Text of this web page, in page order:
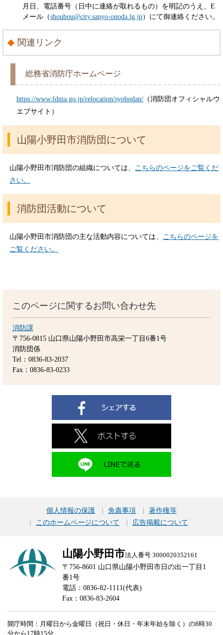
月日、電話番号（日中に連絡が取れるもの）を明記のうえ、 E
メール（shoubou@city.sanyo-onoda.lg.jp）にて御連絡ください。
関連リンク
総務省消防庁ホームページ
https://www.fdma.go.jp/relocation/syobodan/ （消防団オフィシャルウ
エブサイト）
山陽小野田市消防団について
山陽小野田市消防団の組織については、 こちらのページをご覧くだ
さい。
消防団活動について
山陽小野田市消防団の主な活動内容については、 こちらのページを
ご覧ください。
このページに関するお問い合わせ先
消防課
〒756-0815 山口県山陽小野田市高栄一丁目6番1号
消防団係
Tel：0836-83-2037
Fax：0836-83-0233
個人情報の保護 免責事項
著作権等
このホームページについて
広告掲載について
山陽小野田市法人番号 3000020352161
〒756-8601 山口県山陽小野田市日の出一丁目1
番1号
電話：0836-82-1111(代表)
Fax：0836-83-2604
開庁時間：月曜日から金曜日（祝日・休日・年末年始を除く）の8時30
分から17時15分